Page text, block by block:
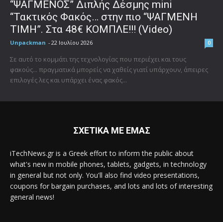
“ΨΑΓΜΕΝΟΣ” Διπλής Δέσμης mini
“Τακτικός Φακός… στην πιο “ΨΑΓΜΕΝΗ
ΤΙΜΗ”. Στα 48€ ΚΟΜΠΛΕ!!! (Video)
Unpackman - 22 Ιουλίου 2026 0
Σε αυτό το κομμάτι της τεχνολογίας που περιέχει και τους
φακούς... πραγματικά μπορείς να χαθείς γιατί υπάρχουν, άπειρες
επιλογές λες και υπάρχει ένας φακός...
ΣΧΕΤΙΚΑ ΜΕ ΕΜΑΣ
iTechNews.gr is a Greek effort to inform the public about
what's new in mobile phones, tablets, gadgets, in technology
in general but not only. You'll also find video presentations,
coupons for bargain purchases, and lots and lots of interesting
general news!